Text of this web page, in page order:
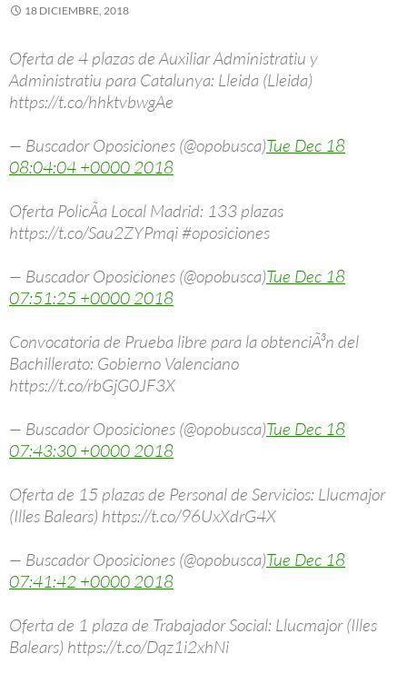
18 DICIEMBRE, 2018
Oferta de 4 plazas de Auxiliar Administratiu y
Administratiu para Catalunya: Lleida (Lleida)
https://t.co/hhktvbwgAe
— Buscador Oposiciones (@opobusca)Tue Dec 18
08:04:04 +0000 2018
Oferta PolicÃ­a Local Madrid: 133 plazas
https://t.co/Sau2ZYPmqi #oposiciones
— Buscador Oposiciones (@opobusca)Tue Dec 18
07:51:25 +0000 2018
Convocatoria de Prueba libre para la obtenciÃ³n del
Bachillerato: Gobierno Valenciano
https://t.co/rbGjG0JF3X
— Buscador Oposiciones (@opobusca)Tue Dec 18
07:43:30 +0000 2018
Oferta de 15 plazas de Personal de Servicios: Llucmajor
(Illes Balears) https://t.co/96UxXdrG4X
— Buscador Oposiciones (@opobusca)Tue Dec 18
07:41:42 +0000 2018
Oferta de 1 plaza de Trabajador Social: Llucmajor (Illes
Balears) https://t.co/Dqz1i2xhNi